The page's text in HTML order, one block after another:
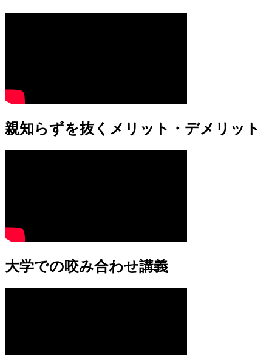
親知らずを抜くメリット・デメリット
大学での咬み合わせ講義